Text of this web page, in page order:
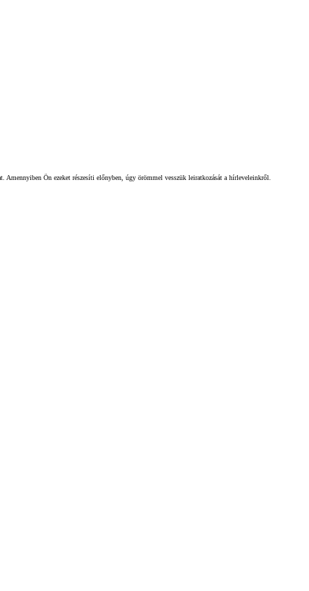
Ön ezeket részesíti előnyben, úgy örömmel vesszük leiratkozását a hírleveleinkről.